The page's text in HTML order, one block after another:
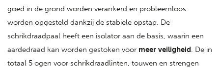
goed in de grond worden verankerd en probleemloos
worden opgesteld dankzij de stabiele opstap. De
schrikdraadpaal heeft een isolator aan de basis, waarin een
aardedraad kan worden gestoken voor meer veiligheid. De in
totaal 5 ogen voor schrikdraadlinten, touwen en strengen